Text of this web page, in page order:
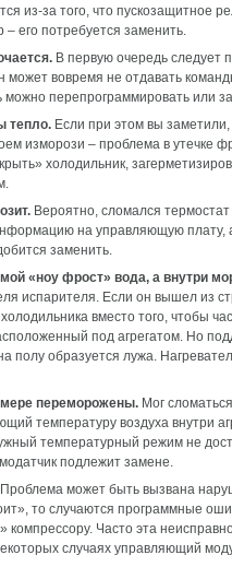
из-за того, что пускозащитное
– его потребуется заменить.
В первую очередь следует
может вовремя не отдавать
перепрограммировать или
тепло. Если при этом вы заметили,
изморози – проблема в утечке
холодильник,
Вероятно, сломался
на управляющую плату,
заменить.
«ноу фрост» вода, а внутри
испарителя. Если он вышел из
вместо того, чтобы
под агрегатом. Но
полу образуется лужа.
переморожены. Мог
температуру воздуха внутри
температурный режим не
подлежит замене.
Проблема может быть вызвана
то случаются программные
компрессору. Часто эта
случаях управляющий